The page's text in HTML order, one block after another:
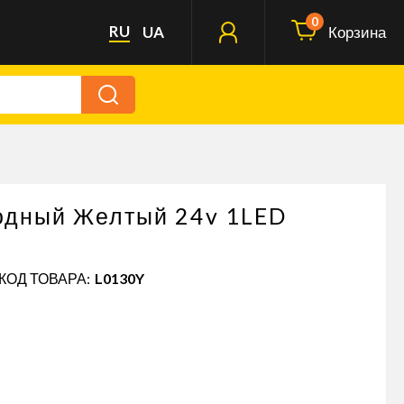
RU UA
0
Корзина
Желтый 24v 1LED
ТОВАРА: L0130Y